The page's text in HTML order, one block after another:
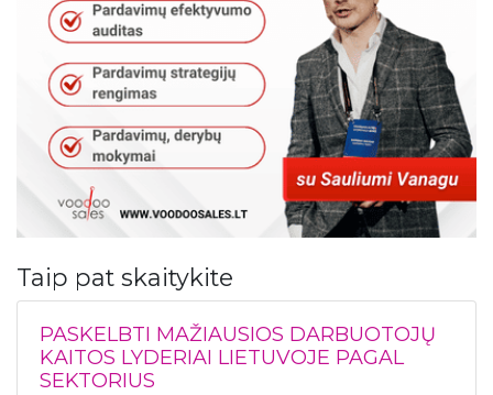
Taip pat skaitykite
PASKELBTI MAŽIAUSIOS DARBUOTOJŲ
KAITOS LYDERIAI LIETUVOJE PAGAL
SEKTORIUS